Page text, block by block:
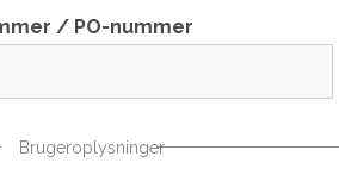
/ PO-nummer
Brugeroplysninger